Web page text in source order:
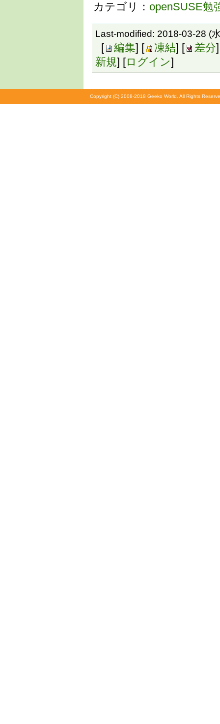
カテゴリ： openSUSE勉
Last-modified: 2018-03-28 (
[ 編集] [ 凍結] [ 差分
新規] [ログイン]
Copyright (C) 2008-2018 Geeko World. All Rights